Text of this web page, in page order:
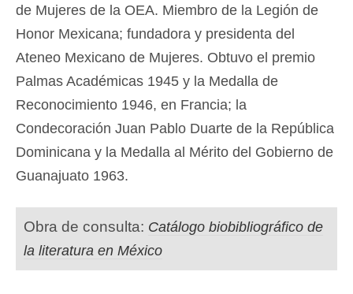
de Mujeres de la OEA. Miembro de la Legión de
Honor Mexicana; fundadora y presidenta del
Ateneo Mexicano de Mujeres. Obtuvo el premio
Palmas Académicas 1945 y la Medalla de
Reconocimiento 1946, en Francia; la
Condecoración Juan Pablo Duarte de la República
Dominicana y la Medalla al Mérito del Gobierno de
Guanajuato 1963.
Obra de consulta: Catálogo biobibliográfico de
la literatura en México